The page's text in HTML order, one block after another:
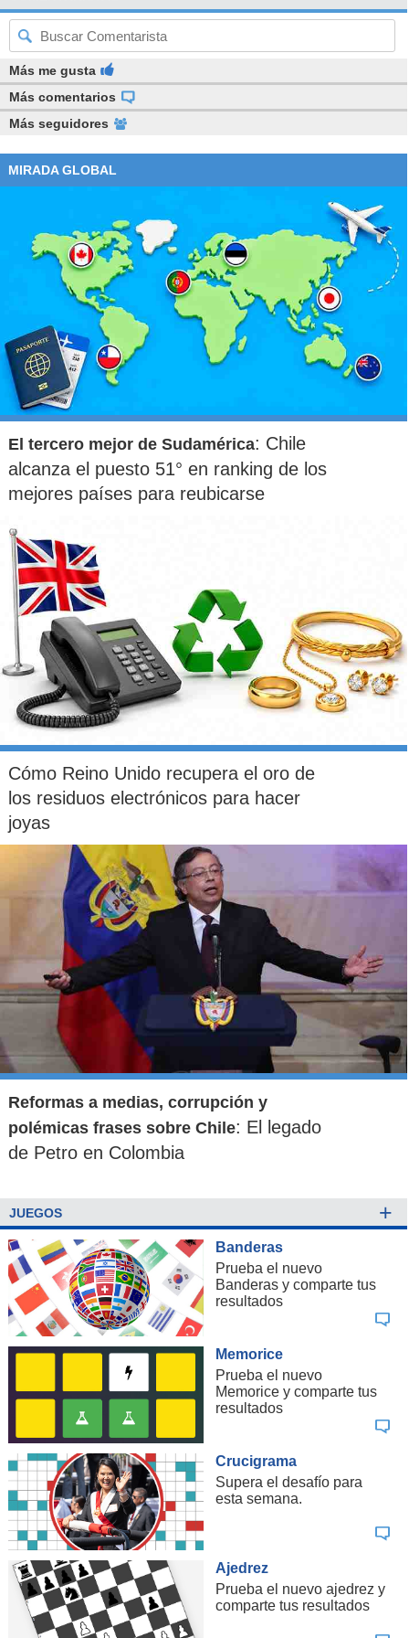
Más me gusta
Más comentarios
Más seguidores
MIRADA GLOBAL
El tercero mejor de Sudamérica: Chile
alcanza el puesto 51° en ranking de los
mejores países para reubicarse
Cómo Reino Unido recupera el oro de
los residuos electrónicos para hacer
joyas
Reformas a medias, corrupción y
polémicas frases sobre Chile: El legado
de Petro en Colombia
JUEGOS +
Banderas
Prueba el nuevo
Banderas y comparte tus
resultados
Memorice
Prueba el nuevo
Memorice y comparte tus
resultados
Crucigrama
Supera el desafío para
esta semana.
Ajedrez
Prueba el nuevo ajedrez y
comparte tus resultados